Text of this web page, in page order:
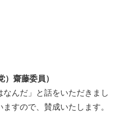
）齋藤委員）
んだ」と話をいただきまし
すので、賛成いたします。